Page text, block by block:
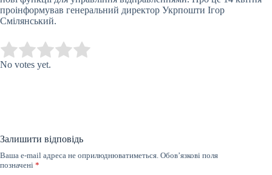
проінформував генеральний директор Укрпошти Ігор
Смілянський.
Rate this item:
No votes yet.
Залишити відповідь
Ваша e-mail адреса не оприлюднюватиметься. Обов’язкові поля
позначені *